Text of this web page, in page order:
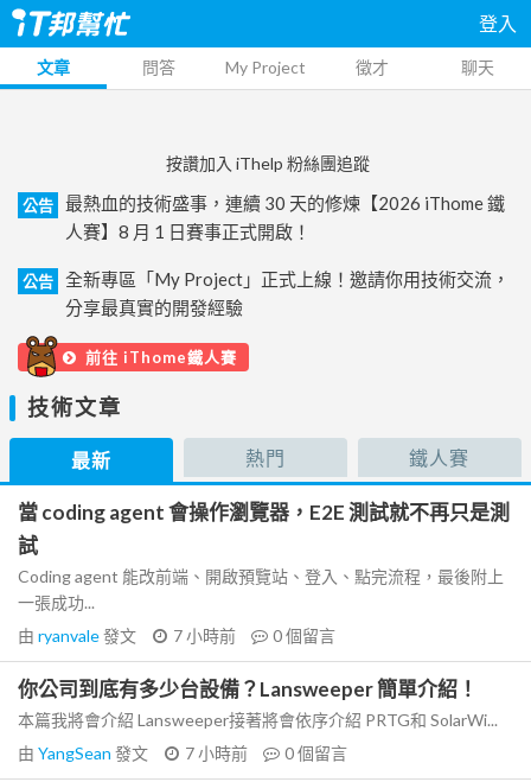
登入
文章 問答 My Project 徵才 聊天
按讚加入 iThelp 粉絲團追蹤
公告
最熱血的技術盛事，連續 30 天的修煉【2026 iThome 鐵
人賽】8 月 1 日賽事正式開啟！
公告
全新專區「My Project」正式上線！邀請你用技術交流，
分享最真實的開發經驗
前往 iThome鐵人賽
技術文章
最新 熱門 鐵人賽
當 coding agent 會操作瀏覽器，E2E 測試就不再只是測
試
Coding agent 能改前端、開啟預覽站、登入、點完流程，最後附上
一張成功...
由 ryanvale發文 7 小時前 0個留言
你公司到底有多少台設備？Lansweeper 簡單介紹！
本篇我將會介紹 Lansweeper接著將會依序介紹 PRTG和 SolarWi...
由 YangSean 發文 7 小時前 0個留言